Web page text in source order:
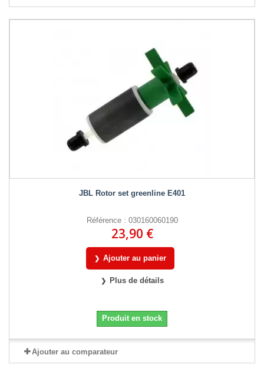
JBL Rotor set greenline E401
Référence : 030160060190
23,90 €
Ajouter au panier
Plus de détails
Produit en stock
Ajouter au comparateur